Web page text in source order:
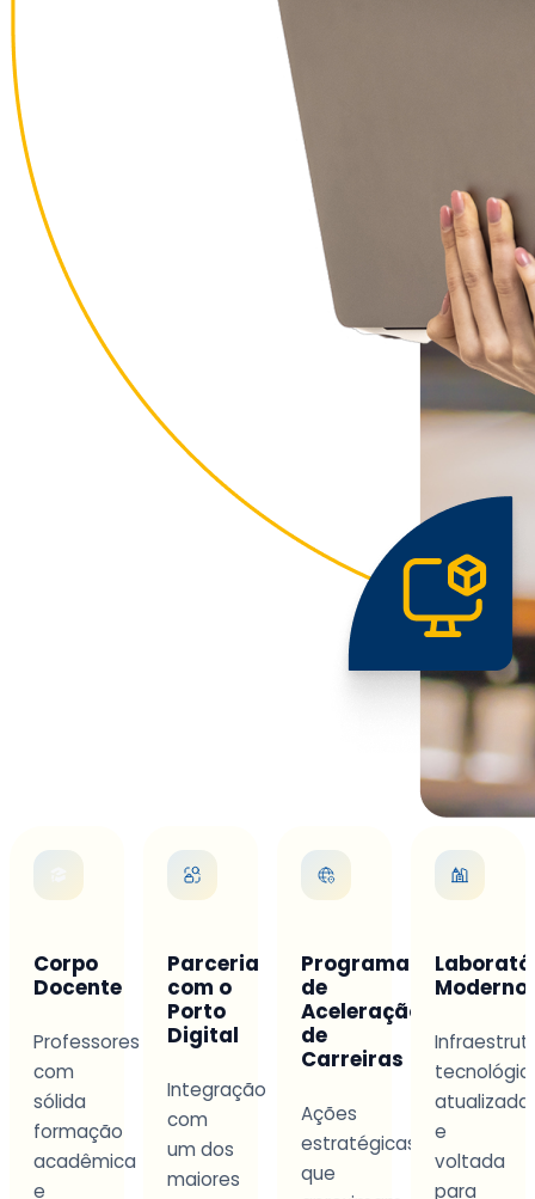
Corpo
Docente
Professores
com
sólida
formação
acadêmica
e
Parceria
com o
Porto
Digital
Integração
com
um dos
maiores
Programa
de
Aceleração
de
Carreiras
Ações
estratégicas
que
atualizada
e
voltada
para